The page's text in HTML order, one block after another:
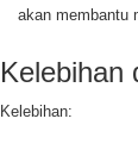
akan membantu
Kelebihan
Kelebihan: